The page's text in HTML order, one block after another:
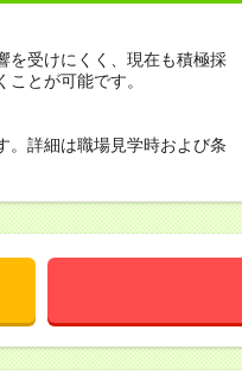
を受けにくく、現在も積極採
とが可能です。
。詳細は職場見学時および条